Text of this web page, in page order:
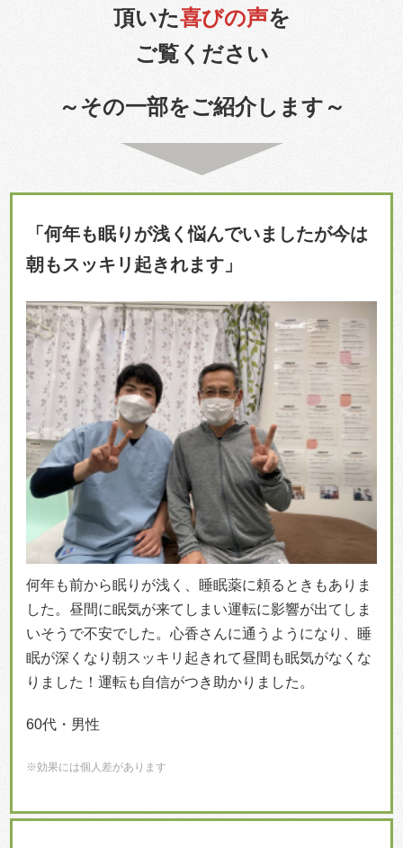
頂いた喜びの声を
ご覧ください
～その一部をご紹介します～
「何年も眠りが浅く悩んでいましたが今は
朝もスッキリ起きれます」
何年も前から眠りが浅く、睡眠薬に頼るときもありま
した。昼間に眠気が来てしまい運転に影響が出てしま
いそうで不安でした。心香さんに通うようになり、睡
眠が深くなり朝スッキリ起きれて昼間も眠気がなくな
りました！運転も自信がつき助かりました。
60代・男性
※効果には個人差があります